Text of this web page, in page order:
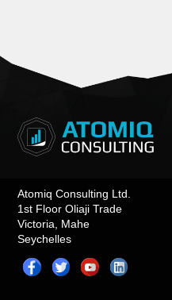
Atomiq Consulting Ltd.
1st Floor Oliaji Trade
Victoria, Mahe
Seychelles